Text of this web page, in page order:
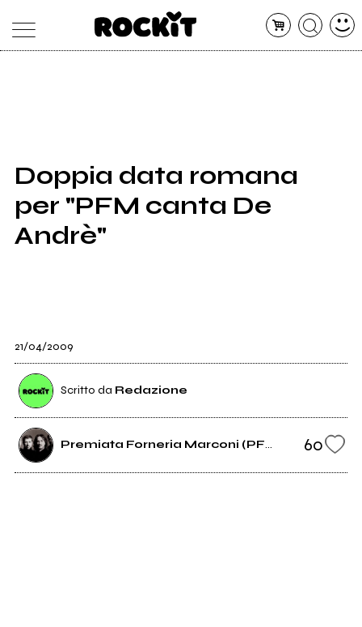
SHOP
RADIO
Doppia data romana
per "PFM canta De
Andrè"
21/04/2009
Scritto da Redazione
Premiata Forneria Marconi (PFM) 60